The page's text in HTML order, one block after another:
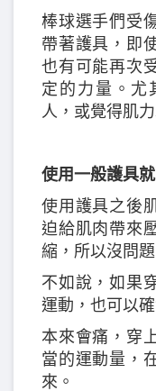
棒球選手們受
帶著護具，即
也有可能再次
定的力量。尤
人，或覺得肌
使用一般護具
使用護具之後
迫給肌肉帶來
縮，所以沒問題
不如說，如果
運動，也可以
本來會痛，穿
當的運動量，
來。